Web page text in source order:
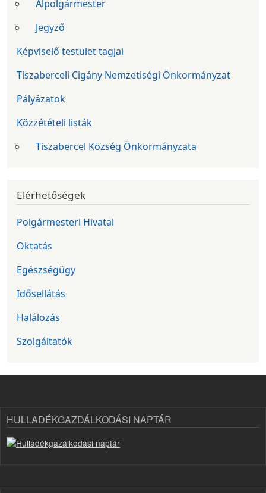
Alpolgármester
Jegyző
Képviselő testület tagjai
Tiszaberceli Cigány Nemzetiségi Önkormányzat
Pályázatok
Közzétételi listák
Tiszabercel Község Önkormányzata
Elérhetőségek
Polgármesteri Hivatal
Oktatás
Egészségügy
Idősellátás
Halálozás
Szolgáltatók
HULLADÉKGAZDÁLKODÁSI NAPTÁR